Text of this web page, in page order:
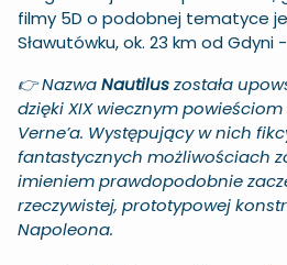
filmy 5D o podobnej tematyce
Sławutówku, ok. 23 km od Gdyni -
👉 NazwaNautiluszostała
dzięki XIX wiecznym
Verne’a. Występujący w nich
fantastycznych możliwościach
imieniem prawdopodobnie
rzeczywistej, prototypowej
Napoleona.